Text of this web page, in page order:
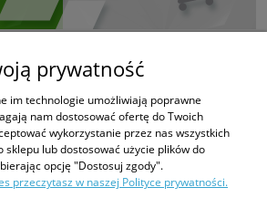
prywatność
im technologie umożliwiają poprawne
nam dostosować ofertę do Twoich
wykorzystanie przez nas wszystkich
sklepu lub dostosować użycie plików do
opcję "Dostosuj zgody".
przeczytasz w naszej Polityce prywatności.